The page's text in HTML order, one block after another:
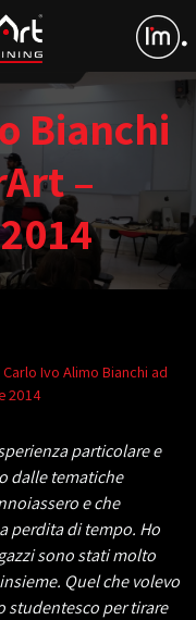
Bianchi
–
Carlo Ivo Alimo Bianchi ad
2014
particolare e
dalle tematiche
e che
perdita di tempo. Ho
sono stati molto
Quel che volevo
studentesco per tirare